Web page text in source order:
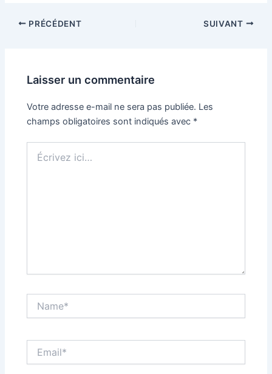
NavigationPRÉCÉDENT SUIVANT
Laisser un commentaire
Votre adresse e-mail ne sera pas publiée. Les
champs obligatoires sont indiqués avec *
ici…